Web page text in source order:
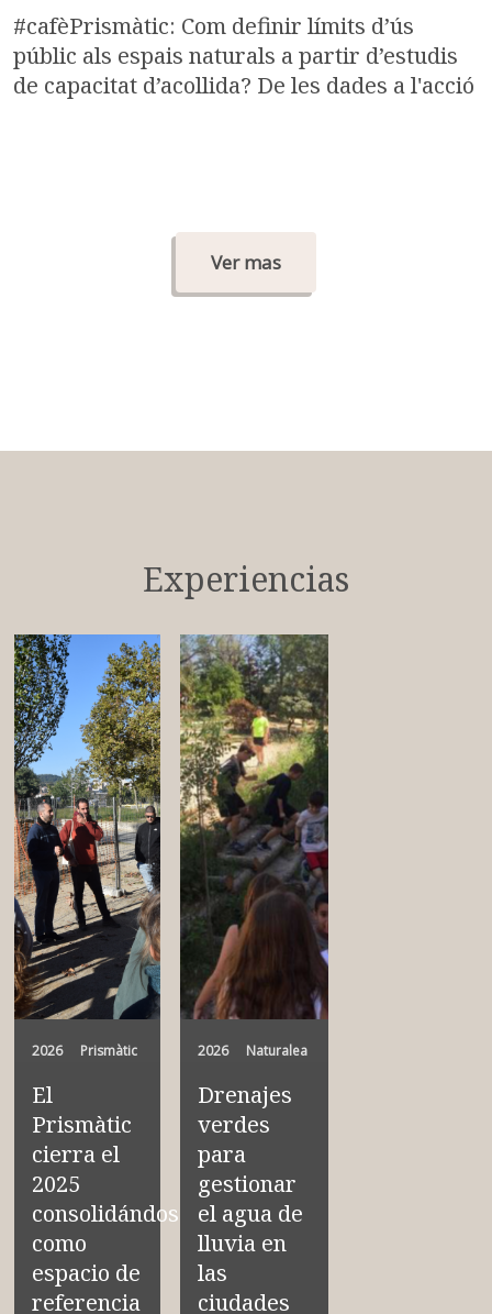
#cafèPrismàtic: Com definir límits d’ús
públic als espais naturals a partir d’estudis
de capacitat d’acollida? De les dades a l'acció
Ver mas
Experiencias
2026 Prismàtic
El
Prismàtic
cierra el
2025
consolidándose
como
espacio de
referencia
2026 Naturalea
Drenajes
verdes
para
gestionar
el agua de
lluvia en
las
ciudades